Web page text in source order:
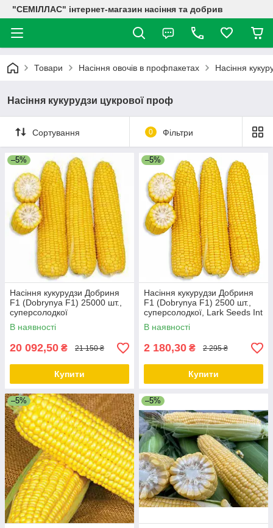
"СЕМІЛЛАС" інтернет-магазин насіння та добрив
Товари Насіння овочів в профпакетах Насіння
Насіння кукурудзи цукрової проф
Сортування 0 Фільтри
–5%
Насіння кукурудзи Добриня
F1 (Dobrynya F1) 25000 шт.,
суперсолодкої
В наявності
20 092,50 ₴ 21 150 ₴
Купити
–5%
Насіння кукурудзи Добриня
F1 (Dobrynya F1) 2500 шт.,
суперсолодкої, Lark Seeds Int
В наявності
2 180,30 ₴ 2 295 ₴
Купити
–5% –5%